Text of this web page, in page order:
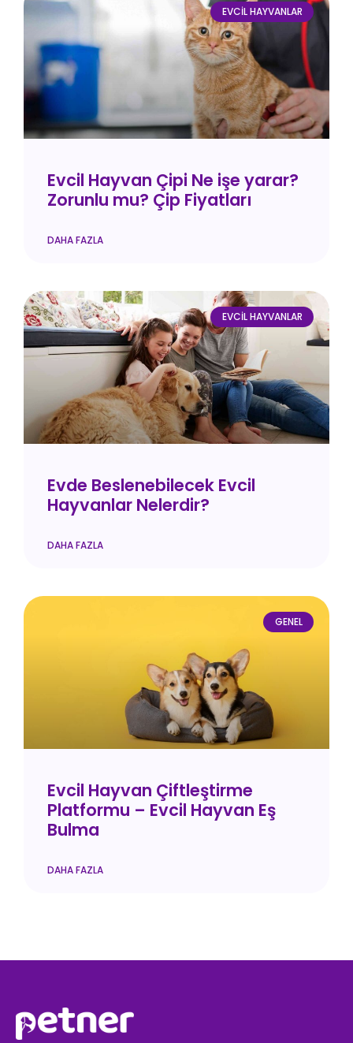
EVCIL HAYVANLAR
Evcil Hayvan Çipi Ne işe yarar?
Zorunlu mu? Çip Fiyatları
DAHA FAZLA
EVCIL HAYVANLAR
Evde Beslenebilecek Evcil
Hayvanlar Nelerdir?
DAHA FAZLA
GENEL
Evcil Hayvan Çiftleştirme
Platformu – Evcil Hayvan Eş
Bulma
DAHA FAZLA